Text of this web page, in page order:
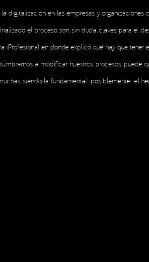
HOME
en las empresas y
el proceso, son, sin duda, claves para el
en donde explicó qué hay que
a modificar nuestros procesos,
siendo la fundamental -posiblemente- el